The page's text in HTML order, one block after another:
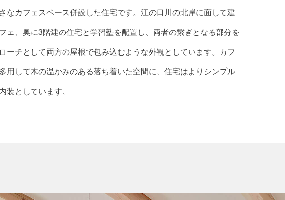
なカフェスペース併設した住宅です。江の口川の北岸に面して建
ェ、奥に3階建の住宅と学習塾を配置し、両者の繋ぎとなる部分を
ーチとして両方の屋根で包み込むような外観としています。カフ
用して木の温かみのある落ち着いた空間に、住宅はよりシンプル
装としています。